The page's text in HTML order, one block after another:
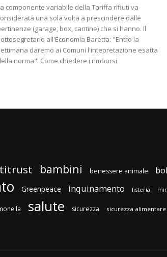
componente variabile della Tariffa rifiuti va
una sola volta a prescindere dalle
(garage, box, cantine) che si hanno. Il
all'Economia Baretta: "Entro la
daremo ai Comuni l'intepretazione esatta
norma". Come chiedere i rimborsi
bambini benessere animale
Greenpeace inquinamento listeria
salute sicurezza sicurezza alimentare